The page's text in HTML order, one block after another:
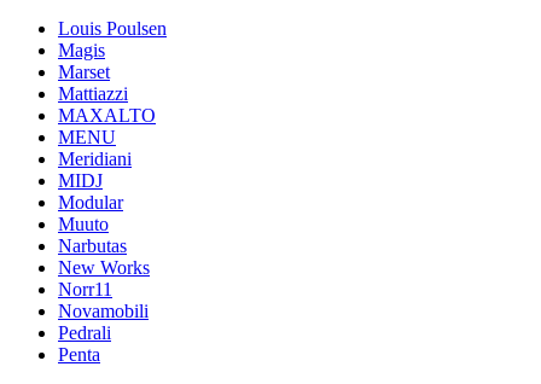
Louis Poulsen
Magis
Marset
Mattiazzi
MAXALTO
MENU
Meridiani
MIDJ
Modular
Muuto
Narbutas
New Works
Norr11
Novamobili
Pedrali
Penta